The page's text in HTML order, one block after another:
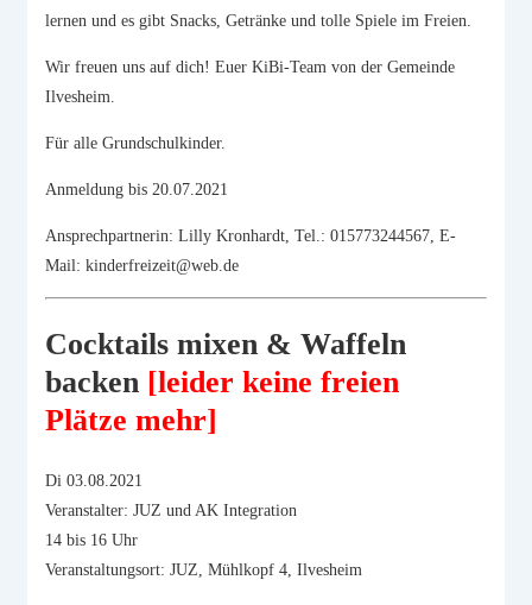
lernen und es gibt Snacks, Getränke und tolle Spiele im Freien.
Wir freuen uns auf dich! Euer KiBi-Team von der Gemeinde
Ilvesheim.
Für alle Grundschulkinder.
Anmeldung bis 20.07.2021
Ansprechpartnerin: Lilly Kronhardt, Tel.: 015773244567, E-
Mail: kinderfreizeit@web.de
Cocktails mixen & Waffeln
backen [leider keine freien
Plätze mehr]
Di 03.08.2021
Veranstalter: JUZ und AK Integration
14 bis 16 Uhr
Veranstaltungsort: JUZ, Mühlkopf 4, Ilvesheim